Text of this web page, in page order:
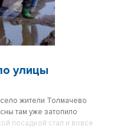
улицы
жители Толмачево
там уже затопило
посадкой стал и вовсе